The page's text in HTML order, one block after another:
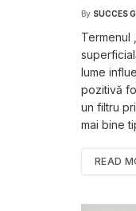
By SUCCES
Termenul
lume
pozitivă
un filtru
mai bine
READ